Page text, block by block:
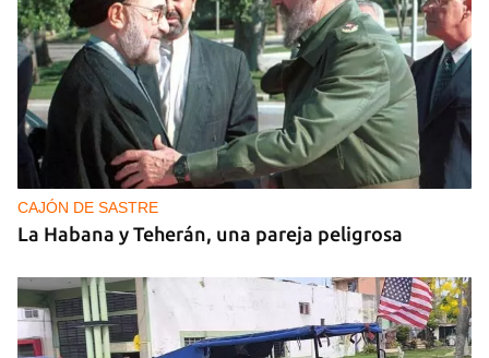
CAJÓN DE SASTRE
La Habana y Teherán, una pareja peligrosa